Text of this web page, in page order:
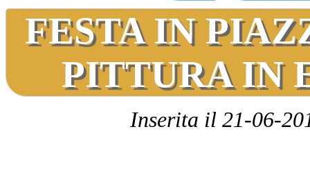
FESTA IN
PITTURA IN
Inserita il 21-06-